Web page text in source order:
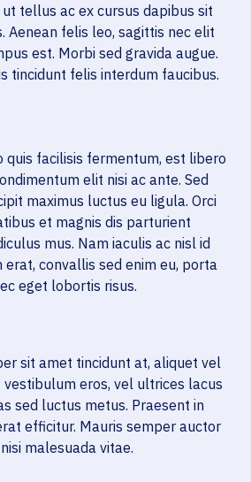
ut tellus ac ex cursus dapibus sit
Aenean felis leo, sagittis nec elit
est. Morbi sed gravida augue.
tincidunt felis interdum faucibus.
quis facilisis fermentum, est libero
elit nisi ac ante. Sed
maximus luctus eu ligula. Orci
et magnis dis parturient
mus. Nam iaculis ac nisl id
erat, convallis sed enim eu, porta
eget lobortis risus.
sit amet tincidunt at, aliquet vel
eros, vel ultrices lacus
sed luctus metus. Praesent in
efficitur. Mauris semper auctor
malesuada vitae.